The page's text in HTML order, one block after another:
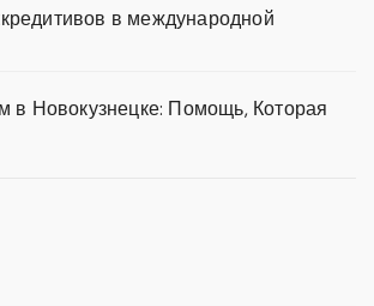
в международной
в Новокузнецке: Помощь, Которая